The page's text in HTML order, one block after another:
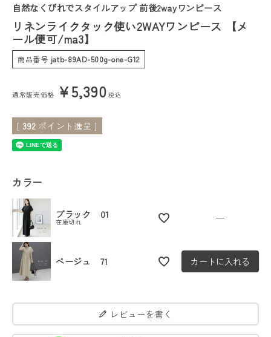
ファッション雑貨
会員ステージ特典プログラムについて
ご利用ガイド
自然なくびれでスタイルアップ 前後2wayワンピース
リネンライクタック使い2WAYワンピース 【メ
ール便可/ma3】
商品番号 jatb-89AD-500g-one-G12
通常販売価格 ¥5,390 税込
[ 392 ポイント進呈 ]
カラー
ブラック 01
在庫切れ —
ベージュ 71 カートに入れる
レビューを書く